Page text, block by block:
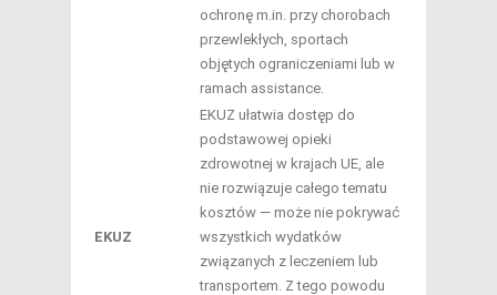
ochronę m.in. przy chorobach
przewlekłych, sportach
objętych ograniczeniami lub w
ramach assistance.
EKUZ
EKUZ ułatwia dostęp do
podstawowej opieki
zdrowotnej w krajach UE, ale
nie rozwiązuje całego tematu
kosztów — może nie pokrywać
wszystkich wydatków
związanych z leczeniem lub
transportem. Z tego powodu